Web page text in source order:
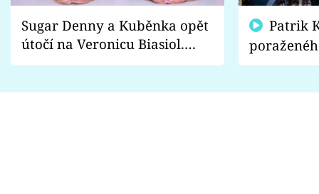
Sugar Denny a Kuběnka opět
útočí na Veronicu Biasiol.
Proč je podle nich falešná a
fanoušci